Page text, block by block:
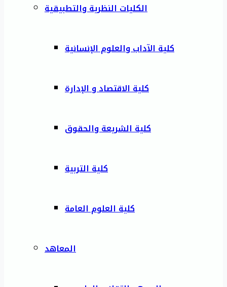
الكليات النظرية والتطبيقية
كلية الآداب والعلوم الإنسانية
كلية الاقتصاد و الإدارة
كلية الشريعة والحقوق
كلية التربية
كلية العلوم العامة
المعاهد